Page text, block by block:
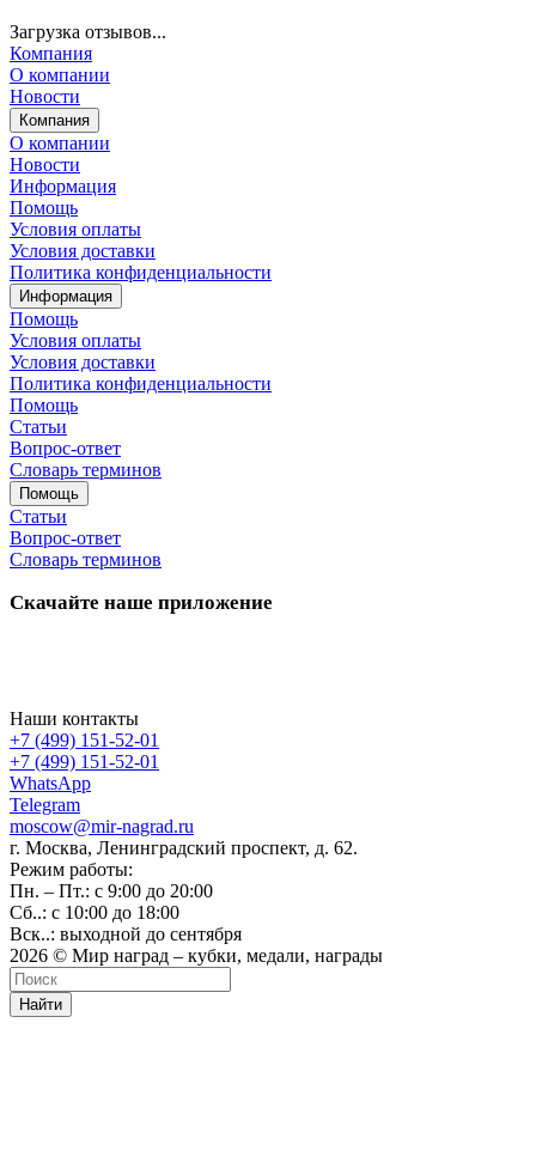
Загрузка отзывов...
Компания
О компании
Новости
Компания
О компании
Новости
Информация
Помощь
Условия оплаты
Условия доставки
Политика конфиденциальности
Информация
Помощь
Условия оплаты
Условия доставки
Политика конфиденциальности
Помощь
Статьи
Вопрос-ответ
Словарь терминов
Помощь
Статьи
Вопрос-ответ
Словарь терминов
Скачайте наше приложение
Наши контакты
+7 (499) 151-52-01
+7 (499) 151-52-01
WhatsApp
Telegram
moscow@mir-nagrad.ru
г. Москва, Ленинградский проспект, д. 62.
Режим работы:
Пн. – Пт.: с 9:00 до 20:00
Сб..: с 10:00 до 18:00
Вск..: выходной до сентября
2026 © Мир наград – кубки, медали, награды
Найти